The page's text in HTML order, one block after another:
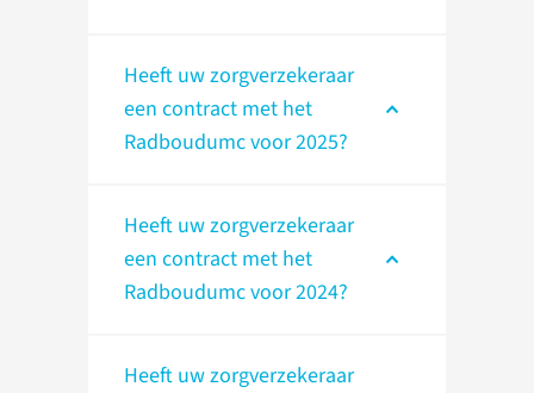
Heeft uw zorgverzekeraar
een contract met het
Radboudumc voor 2025?
Heeft uw zorgverzekeraar
een contract met het
Radboudumc voor 2024?
Heeft uw zorgverzekeraar